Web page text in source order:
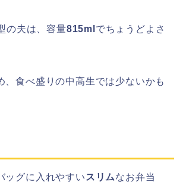
の夫は、容量815ml でちょうどよさ
、食べ盛りの中高生では少ないかも
ッグに入れやすい スリムなお弁当